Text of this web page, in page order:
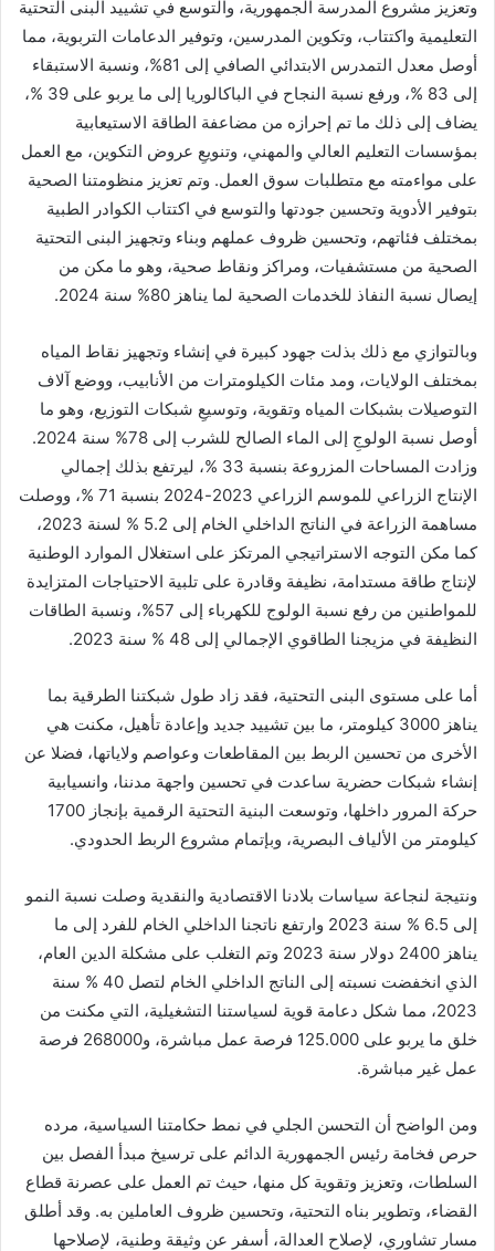
وتعزيز مشروع المدرسة الجمهورية، والتوسع في تشييد البنى التحتية
التعليمية واكتتاب، وتكوين المدرسين، وتوفير الدعامات التربوية، مما
أوصل معدل التمدرس الابتدائي الصافي إلى 81%، ونسبة الاستبقاء
إلى 83 %، ورفع نسبة النجاح في الباكالوريا إلى ما يربو على 39 %،
يضاف إلى ذلك ما تم إحرازه من مضاعفة الطاقة الاستيعابية
بمؤسسات التعليم العالي والمهني، وتنويعِ عروض التكوين، مع العمل
على مواءمته مع متطلبات سوق العمل. وتم تعزيز منظومتنا الصحية
بتوفير الأدوية وتحسين جودتها والتوسع في اكتتاب الكوادر الطبية
بمختلف فئاتهم، وتحسين ظروف عملهم وبناء وتجهيز البنى التحتية
الصحية من مستشفيات، ومراكز ونقاط صحية، وهو ما مكن من
إيصال نسبة النفاذ للخدمات الصحية لما يناهز 80% سنة 2024.
وبالتوازي مع ذلك بذلت جهود كبيرة في إنشاء وتجهيز نقاط المياه
بمختلف الولايات، ومد مئات الكيلومترات من الأنابيب، ووضع آلاف
التوصيلات بشبكات المياه وتقوية، وتوسيعِ شبكات التوزيع، وهو ما
أوصل نسبة الولوجِ إلى الماء الصالح للشرب إلى 78% سنة 2024.
وزادت المساحات المزروعة بنسبة 33 %، ليرتفع بذلك إجمالي
الإنتاج الزراعي للموسم الزراعي 2023-2024 بنسبة 71 %، ووصلت
مساهمة الزراعة في الناتج الداخلي الخام إلى 5.2 % لسنة 2023،
كما مكن التوجه الاستراتيجي المرتكز على استغلال الموارد الوطنية
لإنتاج طاقة مستدامة، نظيفة وقادرة على تلبية الاحتياجات المتزايدة
للمواطنين من رفع نسبة الولوج للكهرباء إلى 57%، ونسبة الطاقات
النظيفة في مزيجنا الطاقوي الإجمالي إلى 48 % سنة 2023.
أما على مستوى البنى التحتية، فقد زاد طول شبكتنا الطرقية بما
يناهز 3000 كيلومتر، ما بين تشييد جديد وإعادة تأهيل، مكنت هي
الأخرى من تحسين الربط بين المقاطعات وعواصم ولاياتها، فضلا عن
إنشاء شبكات حضرية ساعدت في تحسين واجهة مدننا، وانسيابية
حركة المرور داخلها، وتوسعت البنية التحتية الرقمية بإنجاز 1700
كيلومتر من الألياف البصرية، وبإتمام مشروع الربط الحدودي.
ونتيجة لنجاعة سياسات بلادنا الاقتصادية والنقدية وصلت نسبة النمو
إلى 6.5 % سنة 2023 وارتفع ناتجنا الداخلي الخام للفرد إلى ما
يناهز 2400 دولار سنة 2023 وتم التغلب على مشكلة الدين العام،
الذي انخفضت نسبته إلى الناتج الداخلي الخام لتصل 40 % سنة
2023، مما شكل دعامة قوية لسياستنا التشغيلية، التي مكنت من
خلق ما يربو على 125.000 فرصة عمل مباشرة، و268000 فرصة
عمل غير مباشرة.
ومن الواضح أن التحسن الجلي في نمط حكامتنا السياسية، مرده
حرص فخامة رئيس الجمهورية الدائم على ترسيخ مبدأ الفصل بين
السلطات، وتعزيز وتقوية كل منها، حيث تم العمل على عصرنة قطاع
القضاء، وتطوير بناه التحتية، وتحسين ظروف العاملين به. وقد أطلق
مسار تشاوري، لإصلاح العدالة، أسفر عن وثيقة وطنية، لإصلاحها